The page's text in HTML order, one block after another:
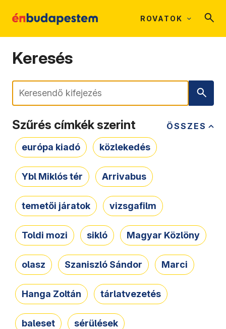
ROVATOK
Keresés
Keresés
ÖSSZES
Szűrés címkék szerint
európa kiadó közlekedés
Ybl Miklós tér Arrivabus
temetői járatok vizsgafilm
Toldi mozi sikló Magyar Közlöny
olasz Szaniszló Sándor Marci
Hanga Zoltán tárlatvezetés
baleset sérülések